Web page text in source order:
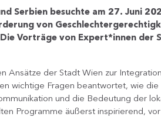
Serbien besuchte am 27. Juni
von
Vorträge von Expert*innen der
Ansätze der Stadt Wien zur
wichtige Fragen beantwortet, wie die
und die Bedeutung der
Programme äußerst inspirierend,